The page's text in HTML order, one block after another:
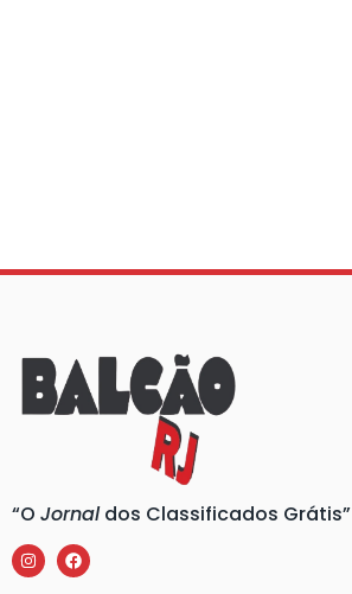
“O Jornaldos Classificados Grátis”